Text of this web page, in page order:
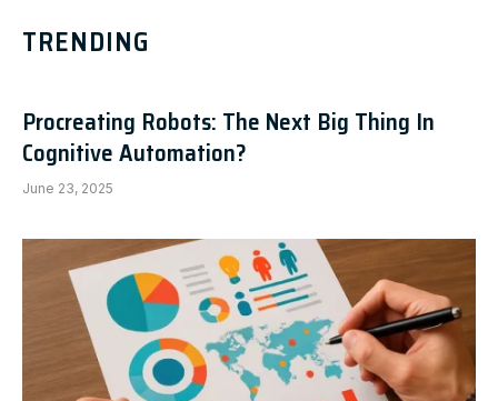
TRENDING
Procreating Robots: The Next Big Thing In
Cognitive Automation?
June 23, 2025